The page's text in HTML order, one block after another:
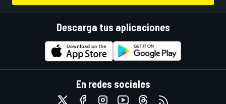
Descarga tus aplicaciones
En redes sociales